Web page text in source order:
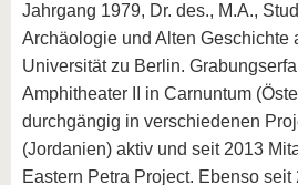
Partnerschaften
Strukturwandel
Nachwuchs
Nach
dem
Mit der
BTU ins
Ausland
Für
Jahrgang 1979, Dr. des., M.A.,
Archäologie und Alten Geschichte
Universität zu Berlin.
Amphitheater II in Carnuntum
durchgängig in verschiedenen
(Jordanien) aktiv und seit 2013
Eastern Petra Project. Ebenso